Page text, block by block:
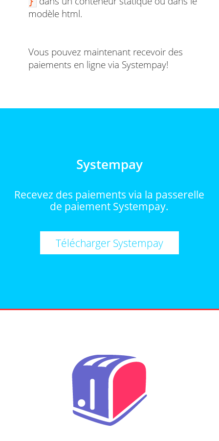
modèle html.
Vous pouvez maintenant recevoir des
paiements en ligne via Systempay!
Systempay
Recevez des paiements via la passerelle
de paiement Systempay.
Télécharger Systempay